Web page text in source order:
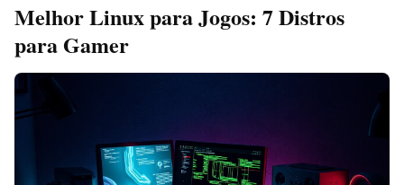
Melhor Linux para Jogos: 7 Distros
para Gamer